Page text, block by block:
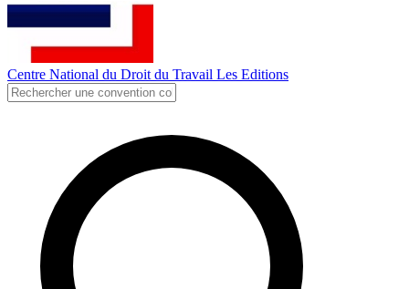
Centre National du Droit du Travail Les Editions